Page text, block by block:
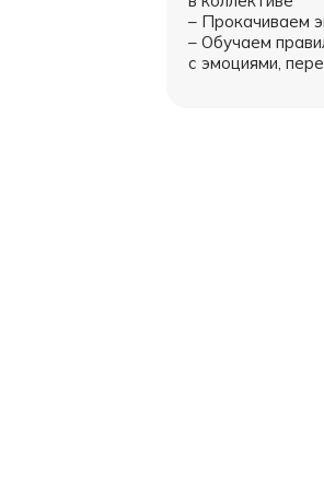
– Прокачиваем
– Обучаем
с эмоциями,